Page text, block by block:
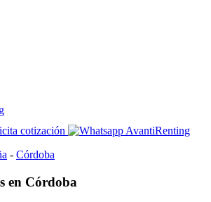
cotización
- Córdoba
en Córdoba